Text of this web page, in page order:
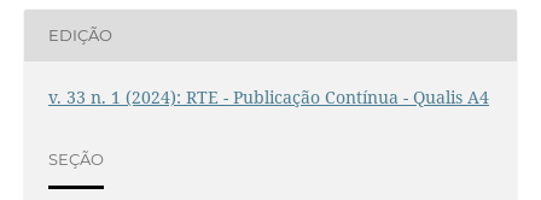
EDIÇÃO
v. 33 n. 1 (2024): RTE - Publicação Contínua - Qualis A4
SEÇÃO